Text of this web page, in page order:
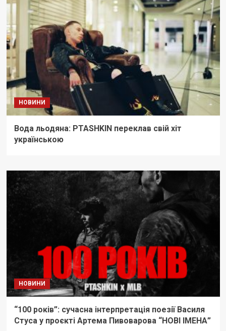
НОВИНИ
Вода льодяна: PTASHKIN переклав свій хіт
українською
НОВИНИ
“100 років”: сучасна інтерпретація поезії Василя
Стуса у проєкті Артема Пивоварова “НОВІ ІМЕНА”